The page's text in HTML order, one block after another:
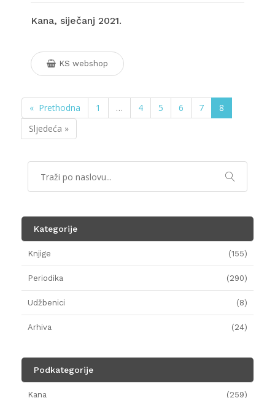
Kana, siječanj 2021.
KS webshop
« Prethodna 1 … 4 5 6 7
8
Sljedeća »
Kategorije
Knjige (155)
Periodika (290)
Udžbenici (8)
Arhiva (24)
Podkategorije
Kana (259)